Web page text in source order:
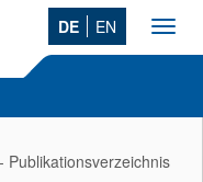
DE EN
Publikationsverzeichnis